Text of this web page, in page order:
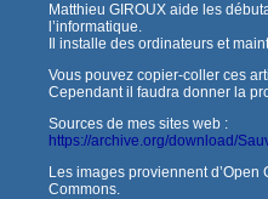
Matthieu GIROUX aide les
l’informatique.
Il installe des ordinateurs et
Vous pouvez copier-coller ces
Cependant il faudra donner la
Sources de mes sites web :
https://archive.org/download/
Les images proviennent d’Open
Commons.